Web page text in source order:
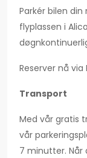
Parkér bilen
flyplassen i
Reserver nå
Transport
Med vår gratis
vår
7 minutter. Når